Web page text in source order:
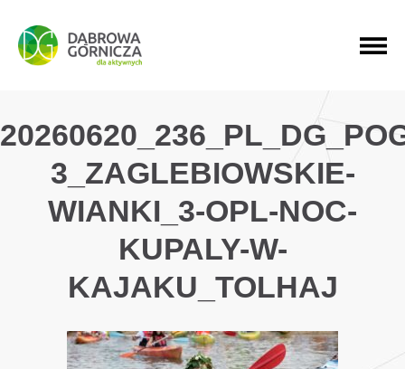
PRZEJDŹ DO MENU GŁÓWNEGO
PRZEJDŹ DO WYSZUKIWARKI
PRZEJDŹ DO TREŚCI
3_ZAGLEBIOWSKIE-
WIANKI_3-OPL-NOC-
KUPALY-W-
KAJAKU_TOLHAJ